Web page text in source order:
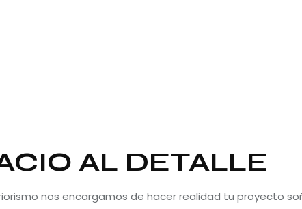
AL DETALLE
nos encargamos de hacer realidad tu proyecto